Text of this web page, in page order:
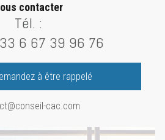
contacter
Tél. :
6 67 39 96 76
à être rappelé
cac.com